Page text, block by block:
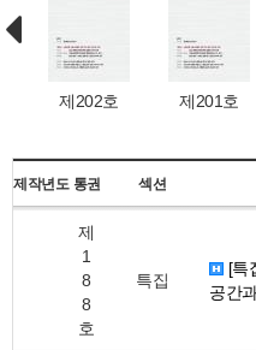
제202호 제201호
제작년도 통권 섹션
제
1
8
8
호
특집
[특
공간